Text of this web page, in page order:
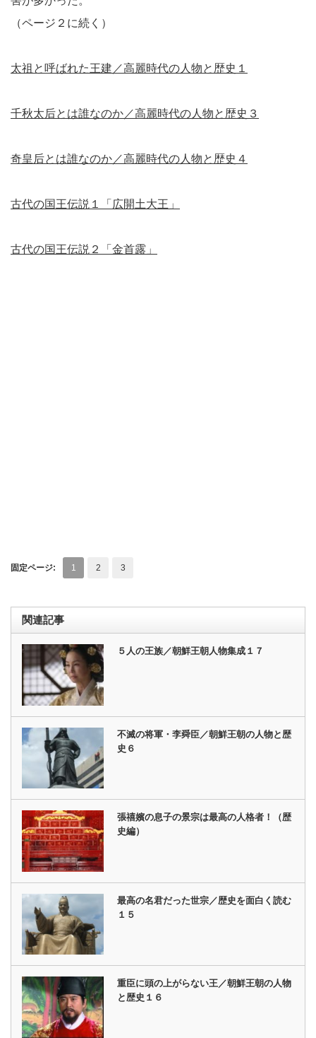
（ページ２に続く）
太祖と呼ばれた王建／高麗時代の人物と歴史１
千秋太后とは誰なのか／高麗時代の人物と歴史３
奇皇后とは誰なのか／高麗時代の人物と歴史４
古代の国王伝説１「広開土大王」
古代の国王伝説２「金首露」
固定ページ: 1 2 3
関連記事
５人の王族／朝鮮王朝人物集成１７
不滅の将軍・李舜臣／朝鮮王朝の人物と歴
史６
張禧嬪の息子の景宗は最高の人格者！（歴
史編）
最高の名君だった世宗／歴史を面白く読む
１５
重臣に頭の上がらない王／朝鮮王朝の人物
と歴史１６